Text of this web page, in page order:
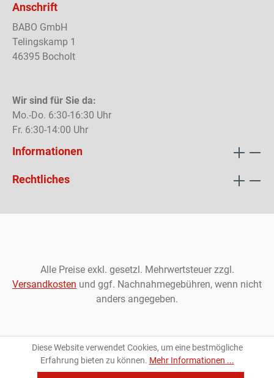
Anschrift
BABO GmbH
Telingskamp 1
46395 Bocholt
Wir sind für Sie da:
Mo.-Do. 6:30-16:30 Uhr
Fr. 6:30-14:00 Uhr
Informationen
Rechtliches
Alle Preise exkl. gesetzl. Mehrwertsteuer zzgl.
Versandkosten und ggf. Nachnahmegebühren, wenn nicht
anders angegeben.
Diese Website verwendet Cookies, um eine bestmögliche
Erfahrung bieten zu können. Mehr Informationen ...